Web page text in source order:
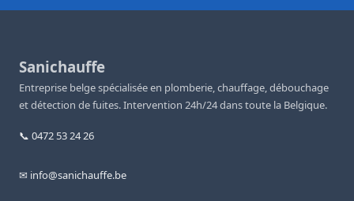
Sanichauffe
Entreprise belge spécialisée en plomberie, chauffage, débouchage
et détection de fuites. Intervention 24h/24 dans toute la Belgique.
📞 0472 53 24 26
✉ info@sanichauffe.be